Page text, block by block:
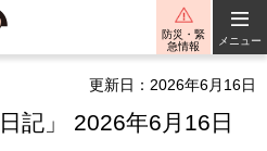
防災・緊
急情報
メニュー
更新日：2026年6月16日
記」 2026年6月16日